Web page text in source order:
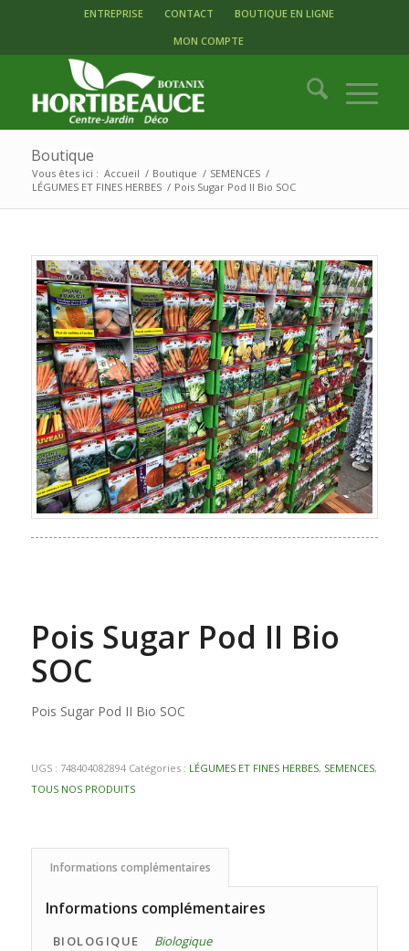
ENTREPRISE CONTACT
BOUTIQUE EN LIGNE
MON COMPTE
Boutique
Vous êtes ici : Accueil / Boutique / SEMENCES /
LÉGUMES ET FINES HERBES / Pois Sugar Pod II Bio SOC
Pois Sugar Pod II Bio
SOC
Pois Sugar Pod II Bio SOC
UGS : 748404082894 Catégories : LÉGUMES ET FINES HERBES, SEMENCES,
TOUS NOS PRODUITS
Informations complémentaires
Informations complémentaires
BIOLOGIQUE Biologique